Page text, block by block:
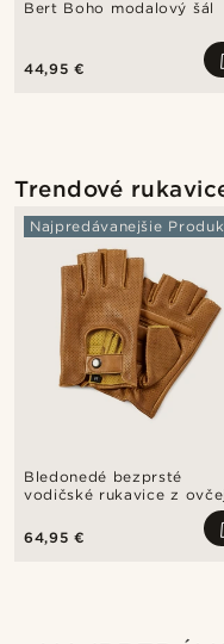
Bert Boho modalový šál
44,95 €
Trendové
Bledonedé bezprsté
vodičské rukavice z ovčej
Najpredávanejšie
64,95 €